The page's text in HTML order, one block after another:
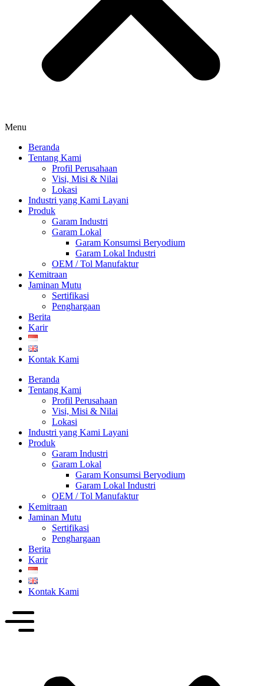
Menu
Beranda
Tentang Kami
Profil Perusahaan
Visi, Misi & Nilai
Lokasi
Industri yang Kami Layani
Produk
Garam Industri
Garam Lokal
Garam Konsumsi Beryodium
Garam Lokal Industri
OEM / Tol Manufaktur
Kemitraan
Jaminan Mutu
Sertifikasi
Penghargaan
Berita
Karir
Kontak Kami
Beranda
Tentang Kami
Profil Perusahaan
Visi, Misi & Nilai
Lokasi
Industri yang Kami Layani
Produk
Garam Industri
Garam Lokal
Garam Konsumsi Beryodium
Garam Lokal Industri
OEM / Tol Manufaktur
Kemitraan
Jaminan Mutu
Sertifikasi
Penghargaan
Berita
Karir
Kontak Kami